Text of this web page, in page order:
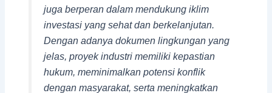
juga berperan dalam mendukung iklim
investasi yang sehat dan berkelanjutan.
Dengan adanya dokumen lingkungan yang
jelas, proyek industri memiliki kepastian
hukum, meminimalkan potensi konflik
dengan masyarakat, serta meningkatkan